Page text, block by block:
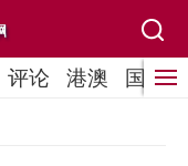
评论 港澳 国际